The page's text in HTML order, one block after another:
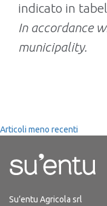
indicato in
In accordance
municipality.
Navigazione
articoli
Articoli meno recenti
Su’entu Agricola srl